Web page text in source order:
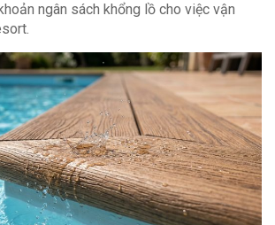
ngân sách khổng lồ cho việc vận